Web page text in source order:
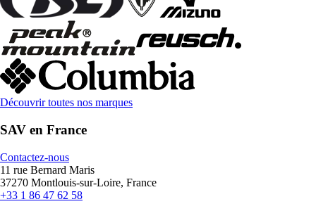
Découvrir toutes nos marques
SAV en France
Contactez-nous
11 rue Bernard Maris
37270 Montlouis-sur-Loire, France
+33 1 86 47 62 58